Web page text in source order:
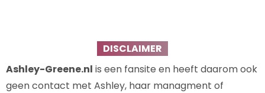
DISCLAIMER
Ashley-Greene.nl is een fansite en heeft daarom ook
geen contact met Ashley, haar managment of